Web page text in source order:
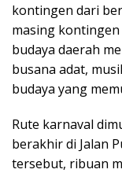
kontingen dari
masing
budaya daerah
busana adat,
budaya yang
Rute karnaval
berakhir di Jalan
tersebut, ribuan